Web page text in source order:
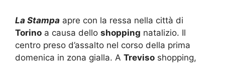
La Stampa apre con la ressa nella città di
Torino a causa dello shopping natalizio. Il
centro preso d’assalto nel corso della prima
domenica in zona gialla. A Treviso shopping,